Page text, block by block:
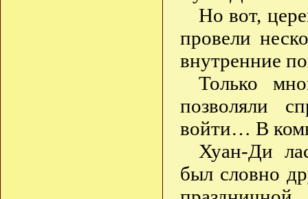
Но вот,
провели
внутренние
Только
позволяли
войти… В
Хуан-Ди
был словно